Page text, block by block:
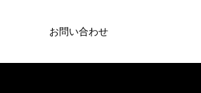
お問い合わせ